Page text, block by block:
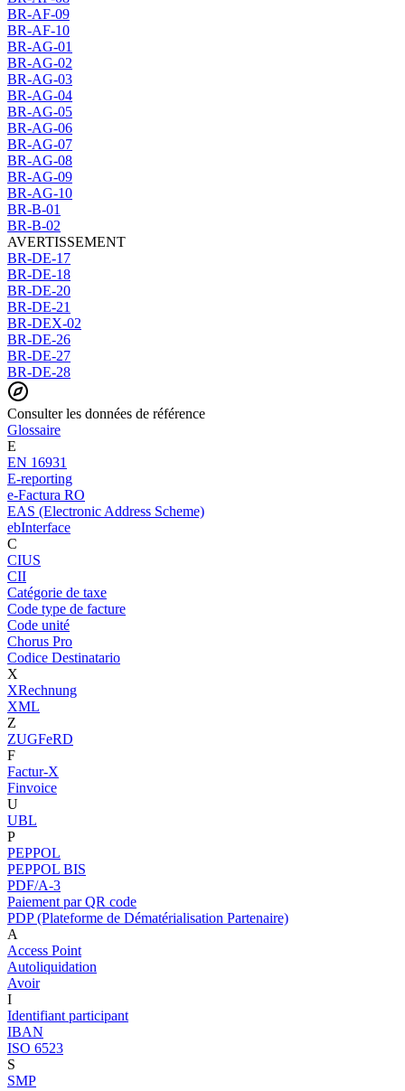
BR-AF-09
BR-AF-10
BR-AG-01
BR-AG-02
BR-AG-03
BR-AG-04
BR-AG-05
BR-AG-06
BR-AG-07
BR-AG-08
BR-AG-09
BR-AG-10
BR-B-01
BR-B-02
AVERTISSEMENT
BR-DE-17
BR-DE-18
BR-DE-20
BR-DE-21
BR-DEX-02
BR-DE-26
BR-DE-27
BR-DE-28
Consulter les données de référence
Glossaire
E
EN 16931
E-reporting
e-Factura RO
EAS (Electronic Address Scheme)
ebInterface
C
CIUS
CII
Catégorie de taxe
Code type de facture
Code unité
Chorus Pro
Codice Destinatario
X
XRechnung
XML
Z
ZUGFeRD
F
Factur-X
Finvoice
U
UBL
P
PEPPOL
PEPPOL BIS
PDF/A-3
Paiement par QR code
PDP (Plateforme de Dématérialisation Partenaire)
A
Access Point
Autoliquidation
Avoir
I
Identifiant participant
IBAN
ISO 6523
S
SMP